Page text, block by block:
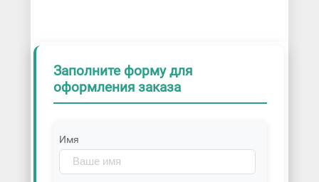
Заполните форму для
оформления заказа
Имя